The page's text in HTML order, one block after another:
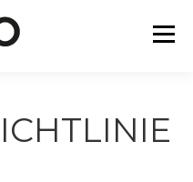
Menü